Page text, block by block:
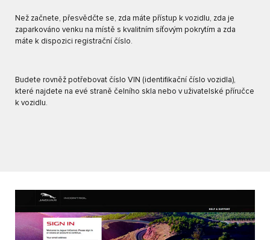
Než začnete, přesvědčte se, zda máte přístup k vozidlu, zda je
zaparkováno venku na místě s kvalitním síťovým pokrytím a zda
máte k dispozici registrační číslo.
Budete rovněž potřebovat číslo VIN (identifikační číslo vozidla),
které najdete na evé straně čelního skla nebo v uživatelské příručce
k vozidlu.